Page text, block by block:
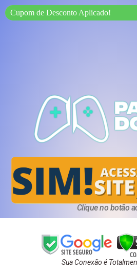
Cupom de Desconto Aplicado!
Clique no botão
Sua Conexão é